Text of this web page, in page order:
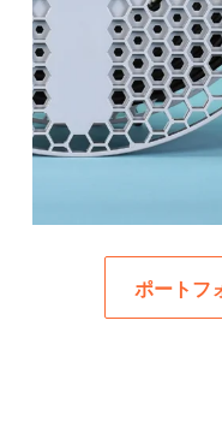
ポートフ